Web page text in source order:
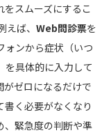
スムーズにするこ
ば、 Web問診票を
ォンから症状（いつ
を具体的に入力して
がゼロになるだけで
く必要がなくなり
、緊急度の判断や準